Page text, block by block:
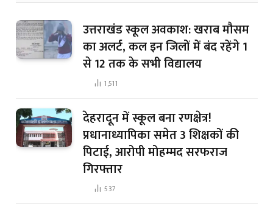
उत्तराखंड स्कूल अवकाश: खराब मौसम
का अलर्ट, कल इन जिलों में बंद रहेंगे 1
से 12 तक के सभी विद्यालय
1,511
देहरादून में स्कूल बना रणक्षेत्र!
प्रधानाध्यापिका समेत 3 शिक्षकों की
पिटाई, आरोपी मोहम्मद सरफराज
गिरफ्तार
537